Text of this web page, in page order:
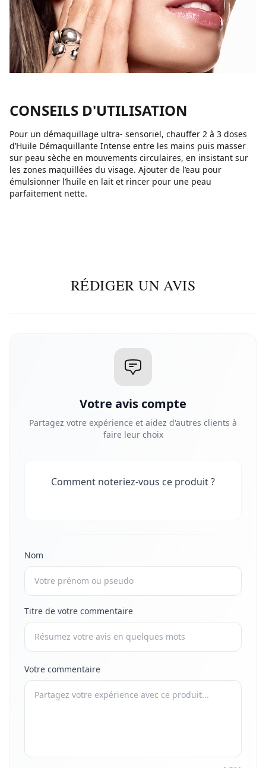
CONSEILS D'UTILISATION
Pour un démaquillage ultra- sensoriel, chauffer 2 à 3 doses
d’Huile Démaquillante Intense entre les mains puis masser
sur peau sèche en mouvements circulaires, en insistant sur
les zones maquillées du visage. Ajouter de l’eau pour
émulsionner l’huile en lait et rincer pour une peau
parfaitement nette.
RÉDIGER UN AVIS
Votre avis compte
Partagez votre expérience et aidez d'autres clients à
faire leur choix
Comment noteriez-vous ce produit ?
Nom
Titre de votre commentaire
Votre commentaire